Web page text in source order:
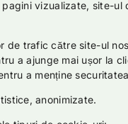
vizualizate, site-
de trafic către site-ul
a ajunge mai ușor la
a menține
anonimizate.